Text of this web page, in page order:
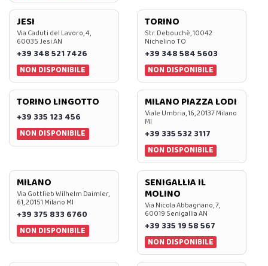
JESI
Via Caduti del Lavoro, 4,
60035 Jesi AN
+39 348 521 7426
NON DISPONIBILE
TORINO
Str. Debouchè, 10042
Nichelino TO
+39 348 584 5603
NON DISPONIBILE
TORINO LINGOTTO
+39 335 123 456
NON DISPONIBILE
MILANO PIAZZA LODI
Viale Umbria, 16, 20137 Milano
MI
+39 335 532 3117
NON DISPONIBILE
MILANO
Via Gottlieb Wilhelm Daimler,
61, 20151 Milano MI
+39 375 833 6760
NON DISPONIBILE
SENIGALLIA IL
MOLINO
Via Nicola Abbagnano, 7,
60019 Senigallia AN
+39 335 19 58 567
NON DISPONIBILE